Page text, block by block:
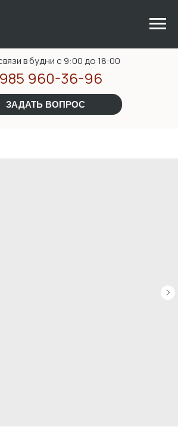
ЗАДАТЬ ВОПРОС
в будни с 9:00 до 18:00
960-36-96